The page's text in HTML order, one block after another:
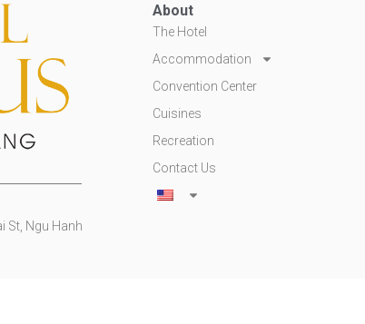
St, Ngu Hanh
About
The Hotel
Accommodation
Convention Center
Cuisines
Recreation
Contact Us